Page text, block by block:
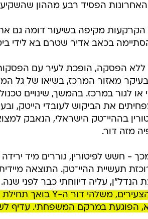
הפסיד רבע מההון
הקרקעות מקיפה בשיעור דומה גם את
בכאב אדיר שטרם בא לידי
ללא הפסקה, הופכת לעיר עם הפסקות
בעיקר מאזור המרכז, בשיאו של
או לגור במרכז. בהמשך, שינויים
את הביקוש לעובדי הייטק,
בההיי־טק הישראלי, הנאבק
מזה דור.
מכך - חשש לפיטורין, גוררים מיד
תעשיית ההיי־טק. התוצאה
הנדל"ן, עליה דיווחתי כבר לפני שנה.
הפוגעת במרקם המשפחתי. עדיף